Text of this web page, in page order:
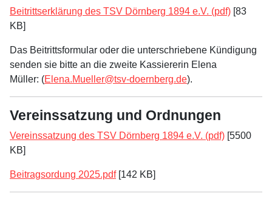
Beitrittserklärung des TSV Dörnberg 1894 e.V. (pdf) [83
KB]
Das Beitrittsformular oder die unterschriebene Kündigung
senden sie bitte an die zweite Kassiererin Elena
Müller: (Elena.Mueller@tsv-doernberg.de).
Vereinssatzung und Ordnungen
Vereinssatzung des TSV Dörnberg 1894 e.V. (pdf) [5500
KB]
Beitragsordung 2025.pdf[142 KB]